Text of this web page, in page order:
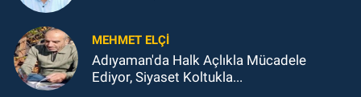
MEHMET ELÇI
Adıyaman'da Halk Açlıkla Mücadele
Ediyor, Siyaset Koltukla...